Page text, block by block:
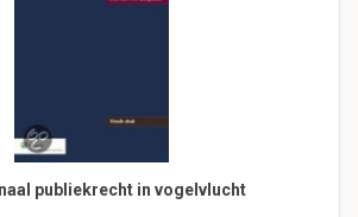
publiekrecht in vogelvlucht